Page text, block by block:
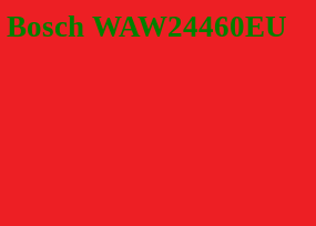
WAW24460EU